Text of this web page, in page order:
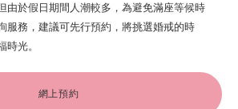
由於假日期間人潮較多，為避免滿座等候時
服務，建議可先行預約，將挑選婚戒的時
時光。
網上預約